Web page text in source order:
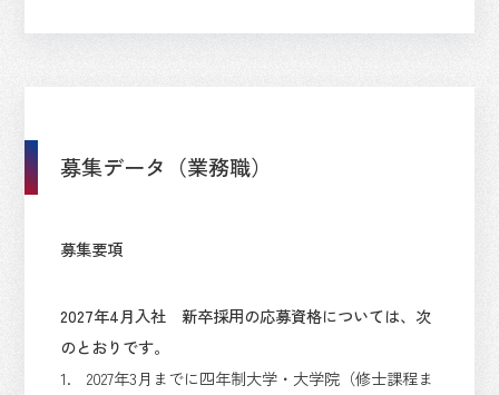
募集データ（業務職）
募集要項
2027年4月入社 新卒採用の応募資格については、次
のとおりです。
1. 2027年3月までに四年制大学・大学院（修士課程ま